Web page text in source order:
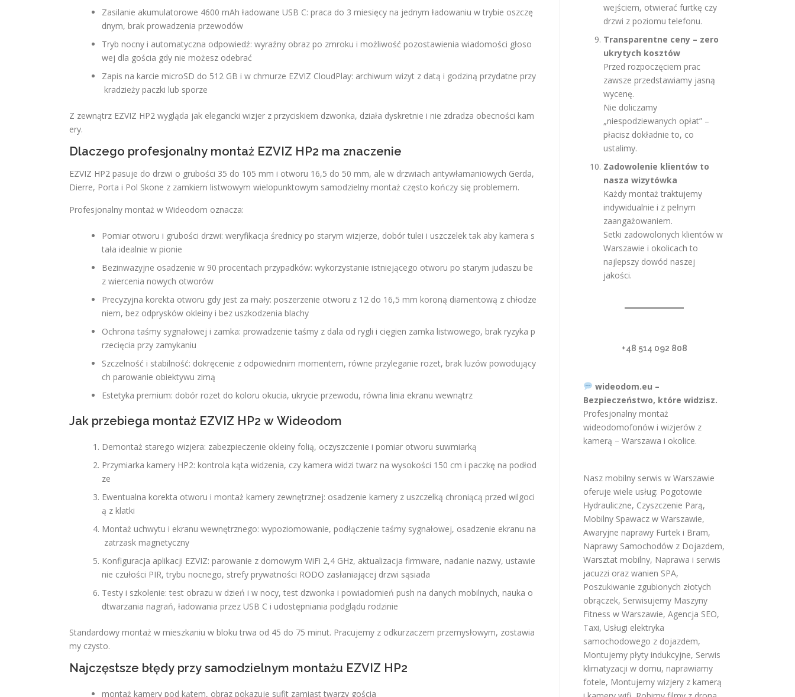
Zasilanie akumulatorowe 4600 mAh ładowane USB C: praca do 3 miesięcy na jednym ładowaniu w trybie oszczę
dnym, brak prowadzenia przewodów
Tryb nocny i automatyczna odpowiedź: wyraźny obraz po zmroku i możliwość pozostawienia wiadomości głoso
wej dla gościa gdy nie możesz odebrać
Zapis na karcie microSD do 512 GB i w chmurze EZVIZ CloudPlay: archiwum wizyt z datą i godziną przydatne przy
kradzieży paczki lub sporze
Z zewnątrz EZVIZ HP2 wygląda jak elegancki wizjer z przyciskiem dzwonka, działa dyskretnie i nie zdradza obecności kam
ery.
Dlaczego profesjonalny montaż EZVIZ HP2 ma znaczenie
EZVIZ HP2 pasuje do drzwi o grubości 35 do 105 mm i otworu 16,5 do 50 mm, ale w drzwiach antywłamaniowych Gerda,
Dierre, Porta i Pol Skone z zamkiem listwowym wielopunktowym samodzielny montaż często kończy się problemem.
Profesjonalny montaż w Wideodom oznacza:
Pomiar otworu i grubości drzwi: weryfikacja średnicy po starym wizjerze, dobór tulei i uszczelek tak aby kamera s
tała idealnie w pionie
Bezinwazyjne osadzenie w 90 procentach przypadków: wykorzystanie istniejącego otworu po starym judaszu be
z wiercenia nowych otworów
Precyzyjna korekta otworu gdy jest za mały: poszerzenie otworu z 12 do 16,5 mm koroną diamentową z chłodze
niem, bez odprysków okleiny i bez uszkodzenia blachy
Ochrona taśmy sygnałowej i zamka: prowadzenie taśmy z dala od rygli i cięgien zamka listwowego, brak ryzyka p
rzecięcia przy zamykaniu
Szczelność i stabilność: dokręcenie z odpowiednim momentem, równe przyleganie rozet, brak luzów powodujący
ch parowanie obiektywu zimą
Estetyka premium: dobór rozet do koloru okucia, ukrycie przewodu, równa linia ekranu wewnątrz
Jak przebiega montaż EZVIZ HP2 w Wideodom
Demontaż starego wizjera: zabezpieczenie okleiny folią, oczyszczenie i pomiar otworu suwmiarką
Przymiarka kamery HP2: kontrola kąta widzenia, czy kamera widzi twarz na wysokości 150 cm i paczkę na podłod
ze
Ewentualna korekta otworu i montaż kamery zewnętrznej: osadzenie kamery z uszczelką chroniącą przed wilgoci
ą z klatki
Montaż uchwytu i ekranu wewnętrznego: wypoziomowanie, podłączenie taśmy sygnałowej, osadzenie ekranu na
zatrzask magnetyczny
Konfiguracja aplikacji EZVIZ: parowanie z domowym WiFi 2,4 GHz, aktualizacja firmware, nadanie nazwy, ustawie
nie czułości PIR, trybu nocnego, strefy prywatności RODO zasłaniającej drzwi sąsiada
Testy i szkolenie: test obrazu w dzień i w nocy, test dzwonka i powiadomień push na danych mobilnych, nauka o
dtwarzania nagrań, ładowania przez USB C i udostępniania podglądu rodzinie
Standardowy montaż w mieszkaniu w bloku trwa od 45 do 75 minut. Pracujemy z odkurzaczem przemysłowym, zostawia
my czysto.
Najczęstsze błędy przy samodzielnym montażu EZVIZ HP2
montaż kamery pod kątem, obraz pokazuje sufit zamiast twarzy gościa
wejściem, otwierać furtkę czy
drzwi z poziomu telefonu.
Transparentne ceny – zero
ukrytych kosztów
Przed rozpoczęciem prac
zawsze przedstawiamy jasną
wycenę.
Nie doliczamy
„niespodziewanych opłat” –
płacisz dokładnie to, co
ustalimy.
Zadowolenie klientów to
nasza wizytówka
Każdy montaż traktujemy
indywidualnie i z pełnym
zaangażowaniem.
Setki zadowolonych klientów w
Warszawie i okolicach to
najlepszy dowód naszej
jakości.
+48 514 092 808
wideodom.eu –
Bezpieczeństwo, które widzisz.
Profesjonalny montaż
wideodomofonów i wizjerów z
kamerą – Warszawa i okolice.
Nasz mobilny serwis w Warszawie
oferuje wiele usług: Pogotowie
Hydrauliczne, Czyszczenie Parą,
Mobilny Spawacz w Warszawie,
Awaryjne naprawy Furtek i Bram,
Naprawy Samochodów z Dojazdem,
Warsztat mobilny, Naprawa i serwis
jacuzzi oraz wanien SPA,
Poszukiwanie zgubionych złotych
obrączek, Serwisujemy Maszyny
Fitness w Warszawie, Agencja SEO,
Taxi, Usługi elektryka
samochodowego z dojazdem,
Montujemy płyty indukcyjne, Serwis
klimatyzacji w domu, naprawiamy
fotele, Montujemy wizjery z kamerą